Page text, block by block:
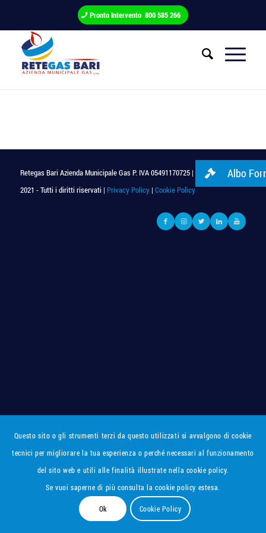
Pronto Intervento 800 585 266
Retegas Bari Azienda Municipale Gas P. IVA 05491170725 | © Copyright
2021 - Tutti i diritti riservati | Privacy Policy| Cookie Policy
Questo sito o gli strumenti terzi da questo utilizzati si avvalgono di cookie
tecnici per migliorare la tua esperienza o perché necessari al funzionamento
del sito web e utili alle finalità illustrate nella cookie policy.
Se vuoi saperne di più consulta la cookie policy estesa.
Ok Cookie Policy
Albo